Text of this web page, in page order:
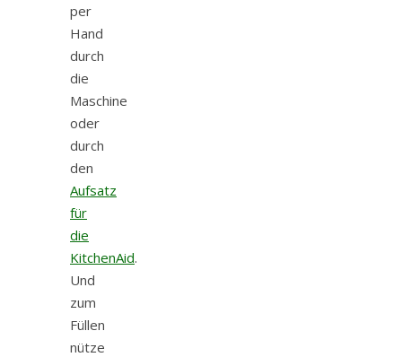
per
Hand
durch
die
Maschine
oder
durch
den
Aufsatz
für
die
KitchenAid.
Und
zum
Füllen
nütze